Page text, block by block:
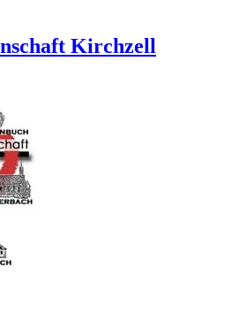
Kirchzell